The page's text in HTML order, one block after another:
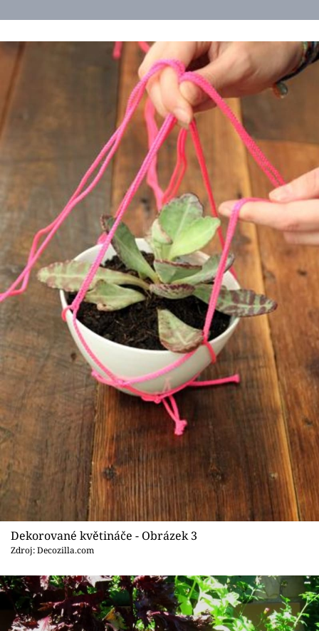
Dekorované květináče - Obrázek 3
Zdroj: Decozilla.com